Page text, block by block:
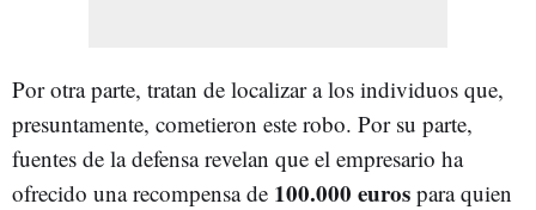
Por otra parte, tratan de localizar a los individuos que,
presuntamente, cometieron este robo. Por su parte,
fuentes de la defensa revelan que el empresario ha
ofrecido una recompensa de 100.000 euros para quien